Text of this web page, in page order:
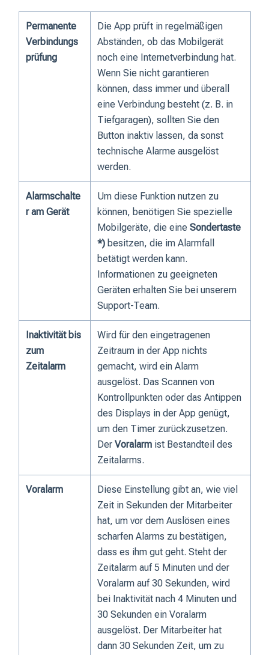
Permanente
Verbindungs
prüfung
Die App prüft in regelmäßigen
Abständen, ob das Mobilgerät
noch eine Internetverbindung hat.
Wenn Sie nicht garantieren
können, dass immer und überall
eine Verbindung besteht (z. B. in
Tiefgaragen), sollten Sie den
Button inaktiv lassen, da sonst
technische Alarme ausgelöst
werden.
Alarmschalte
r am Gerät
Um diese Funktion nutzen zu
können, benötigen Sie spezielle
Mobilgeräte, die eine Sondertaste
*)besitzen, die im Alarmfall
betätigt werden kann.
Informationen zu geeigneten
Geräten erhalten Sie bei unserem
Support-Team.
Inaktivität bis
zum
Zeitalarm
Wird für den eingetragenen
Zeitraum in der App nichts
gemacht, wird ein Alarm
ausgelöst. Das Scannen von
Kontrollpunkten oder das Antippen
des Displays in der App genügt,
um den Timer zurückzusetzen.
DerVoralarmist Bestandteil des
Zeitalarms.
Voralarm
Diese Einstellung gibt an, wie viel
Zeit in Sekunden der Mitarbeiter
hat, um vor dem Auslösen eines
scharfen Alarms zu bestätigen,
dass es ihm gut geht. Steht der
Zeitalarm auf 5 Minuten und der
Voralarm auf 30 Sekunden, wird
bei Inaktivität nach 4 Minuten und
30 Sekunden ein Voralarm
ausgelöst. Der Mitarbeiter hat
dann 30 Sekunden Zeit, um zu